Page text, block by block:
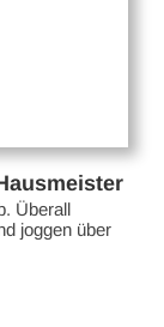
Überall
joggen über